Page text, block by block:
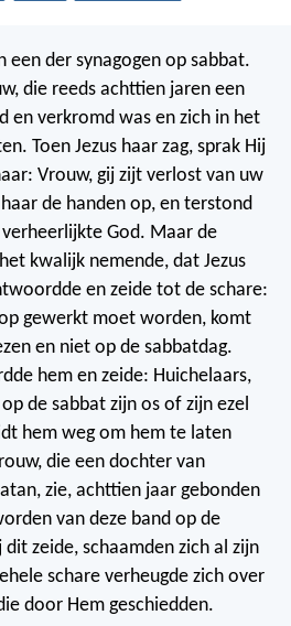
een der synagogen op sabbat.
die reeds achttien jaren een
en verkromd was en zich in het
Toen Jezus haar zag, sprak Hij
Vrouw, gij zijt verlost van uw
de handen op, en terstond
God. Maar de
kwalijk nemende, dat Jezus
en zeide tot de schare:
gewerkt moet worden, komt
en niet op de sabbatdag.
hem en zeide: Huichelaars,
de sabbat zijn os of zijn ezel
hem weg om hem te laten
die een dochter van
zie, achttien jaar gebonden
van deze band op de
zeide, schaamden zich al zijn
schare verheugde zich over
door Hem geschiedden.